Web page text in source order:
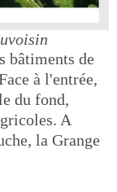
bâtiments de
à l'entrée,
du fond,
A
la Grange